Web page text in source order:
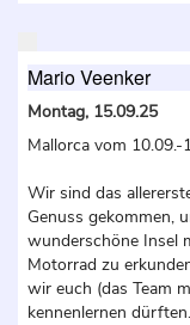
Mario Veenker
Montag, 15.09.25
Mallorca vom 10.09.-
Wir sind das
Genuss gekommen,
wunderschöne Insel
Motorrad zu
wir euch (das Team
kennenlernen